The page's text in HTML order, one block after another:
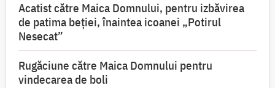
Acatist către Maica Domnului, pentru izbăvirea
de patima beției, înaintea icoanei „Potirul
Nesecat”
Rugăciune către Maica Domnului pentru
vindecarea de boli